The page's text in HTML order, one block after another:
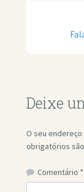
Deixe
O seu
obrigatórios
Comentário *